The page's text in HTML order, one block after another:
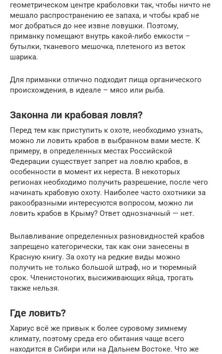
геометрическом центре краболовки так, чтобы ничто не
мешало распространению ее запаха, и чтобы краб не
мог добраться до нее извне ловушки. Поэтому,
приманку помещают внутрь какой-либо емкости –
бутылки, тканевого мешочка, плетеного из веток
шарика.
Для приманки отлично подходит пища органического
происхождения, в идеале – мясо или рыба.
Законна ли крабовая ловля?
Перед тем как приступить к охоте, необходимо узнать,
можно ли ловить крабов в выбранном вами месте. К
примеру, в определенных местах Российской
Федерации существует запрет на ловлю крабов, в
особенности в момент их нереста. В некоторых
регионах необходимо получить разрешение, после чего
начинать крабовую охоту. Наиболее часто охотники за
ракообразными интересуются вопросом, можно ли
ловить крабов в Крыму? Ответ однозначный — нет.
Вылавливание определенных разновидностей крабов
запрещено категорически, так как они занесены в
Красную книгу. За охоту на редкие виды можно
получить не только большой штраф, но и тюремный
срок. Членистоногих, высиживающих яйца, трогать
также нельзя.
Где ловить?
Хариус всё же привык к более суровому зимнему
климату, поэтому среда его обитания чаще всего
находится в Сибири или на Дальнем Востоке. Что же